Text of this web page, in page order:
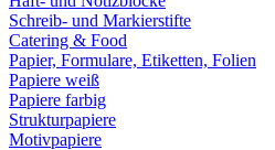
Schreib- und Markierstifte
Catering & Food
Papier, Formulare, Etiketten, Folien
Papiere weiß
Papiere farbig
Strukturpapiere
Motivpapiere